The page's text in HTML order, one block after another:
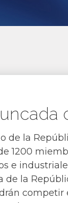
de la
1200
e
de la
competir